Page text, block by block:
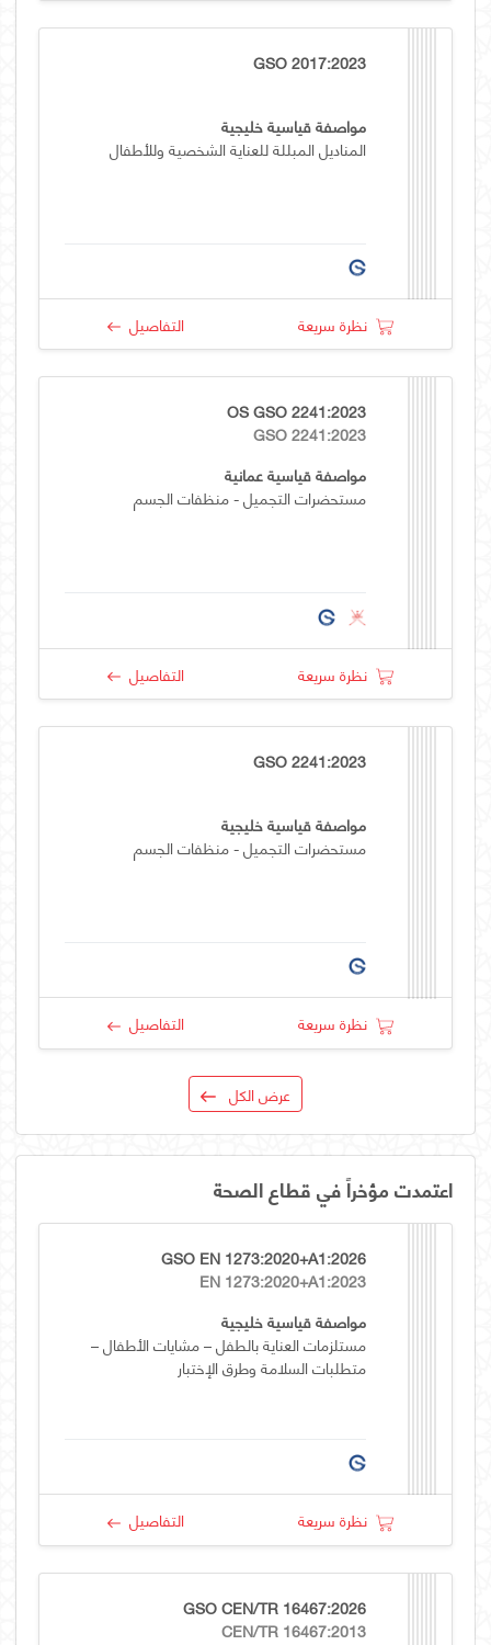
GSO 2017:2023
مواصفة قياسية خليجية
المناديل المبللة للعناية الشخصية وللأطفال
نظرة سريعة التفاصيل
OS GSO 2241:2023
GSO 2241:2023
مواصفة قياسية عمانية
مستحضرات التجميل - منظفات الجسم
نظرة سريعة التفاصيل
GSO 2241:2023
مواصفة قياسية خليجية
مستحضرات التجميل - منظفات الجسم
نظرة سريعة التفاصيل
عرض الكل
اعتمدت مؤخراً في قطاع الصحة
GSO EN 1273:2020+A1:2026
EN 1273:2020+A1:2023
مواصفة قياسية خليجية
مستلزمات العناية بالطفل – مشايات الأطفال –
متطلبات السلامة وطرق الإختبار
نظرة سريعة التفاصيل
GSO CEN/TR 16467:2026
CEN/TR 16467:2013